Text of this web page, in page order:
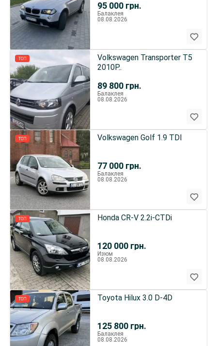
95 000 грн.
Балаклея
08.08.2026
ТОП
89 800 грн.
Volkswagen Transporter T5
2010Р..
Балаклея
08.08.2026
ТОП
77 000 грн.
Volkswagen Golf 1.9 TDI
Балаклея
08.08.2026
ТОП
120 000 грн.
Honda CR-V 2.2i-CTDi
Изюм
08.08.2026
ТОП
125 800 грн.
Toyota Hilux 3.0 D-4D
Балаклея
08.08.2026